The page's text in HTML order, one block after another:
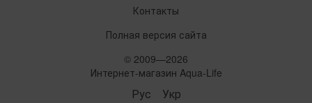
Контакты
Полная версия сайта
© 2009—2026
Интернет-магазин Aqua-Life
Рус Укр